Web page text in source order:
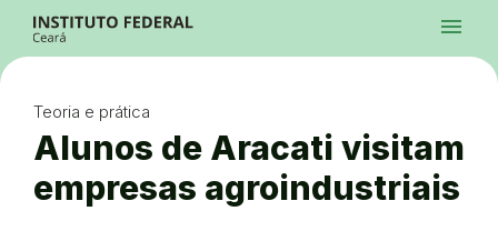
Ir para a busca
Ir para o menu principal
Ir para o conteúdo
Alto Contraste
Login da Área Administrativa
Acessibilidade
menu
InstagramTwitter/XFacebook
Teoria e prática
Alunos de Aracati visitam
empresas agroindustriais